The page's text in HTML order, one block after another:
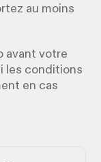
au moins
avant votre
les conditions
en cas